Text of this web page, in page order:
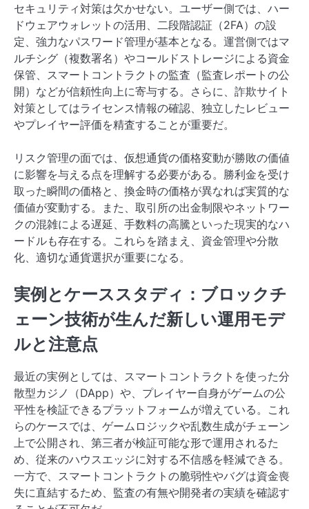
セキュリティ対策は欠かせない。ユーザー側では、ハー
ドウェアウォレットの活用、二段階認証（2FA）の設
定、強力なパスワード管理が基本となる。運営側ではマ
ルチシグ（複数署名）やコールドストレージによる資金
保管、スマートコントラクトの監査（監査レポートの公
開）などが信頼性向上に寄与する。さらに、詐欺サイト
対策としてはライセンス情報の確認、独立したレビュー
やプレイヤー評価を精査することが重要だ。
リスク管理の面では、仮想通貨の価格変動が勝敗の価値
に影響を与える点を理解する必要がある。勝利金を受け
取った瞬間の価格と、換金時の価格が異なれば実質的な
価値が変動する。また、取引所の出金制限やネットワー
クの混雑による遅延、手数料の高騰といった現実的なハ
ードルも存在する。これらを踏まえ、資金管理や分散
化、適切な通貨選択が重要になる。
実例とケーススタディ：ブロックチ
ェーン技術が生んだ新しい運用モデ
ルと注意点
最近の実例としては、スマートコントラクトを使った分
散型カジノ（DApp）や、プレイヤー自身がゲームの公
平性を検証できるプラットフォームが増えている。これ
らのケースでは、ゲームロジックや乱数生成がチェーン
上で公開され、第三者が検証可能な形で運用されるた
め、従来のハウスエッジに対する不信感を軽減できる。
一方で、スマートコントラクトの脆弱性やバグは資金喪
失に直結するため、監査の有無や開発者の実績を確認す